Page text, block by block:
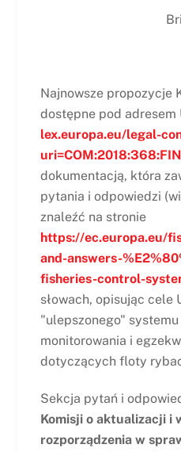
Najnowsze propozycje
dostępne pod adresem
lex.europa.eu/legal-
dokumentacją, która
pytania i odpowiedzi
znaleźć na stronie
https://ec.europa.eu/
and-answers-
fisheries-control-
słowach, opisując cele
"ulepszonego"
monitorowania i
dotyczących floty
Sekcja pytań i
Komisji o aktualizacji i
rozporządzenia w